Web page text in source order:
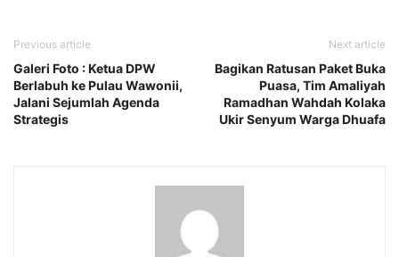
Previous article
Galeri Foto : Ketua DPW
Berlabuh ke Pulau Wawonii,
Jalani Sejumlah Agenda
Strategis
Next article
Bagikan Ratusan Paket Buka
Puasa, Tim Amaliyah
Ramadhan Wahdah Kolaka
Ukir Senyum Warga Dhuafa